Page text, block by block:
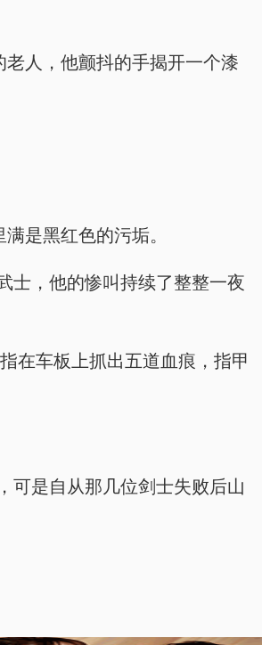
人，他颤抖的手揭开一个漆
是黑红色的污垢。
士，他的惨叫持续了整整一夜
在车板上抓出五道血痕，指甲
可是自从那几位剑士失败后山